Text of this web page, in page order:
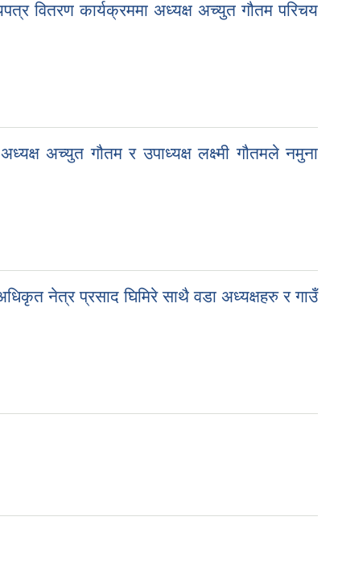
वितरण कार्यक्रममा अध्यक्ष अच्युत गौतम परिचय
अच्युत गौतम र उपाध्यक्ष लक्ष्मी गौतमले नमुना
नेत्र प्रसाद घिमिरे साथै वडा अध्यक्षहरु र गाउँ